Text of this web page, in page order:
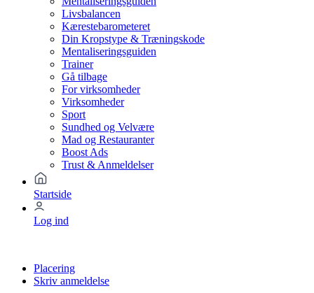
Livsbalancen
Kærestebarometeret
Din Kropstype & Træningskode
Mentaliseringsguiden
Trainer
Gå tilbage
For virksomheder
Virksomheder
Sport
Sundhed og Velvære
Mad og Restauranter
Boost Ads
Trust & Anmeldelser
Startside
Log ind
Placering
Skriv anmeldelse